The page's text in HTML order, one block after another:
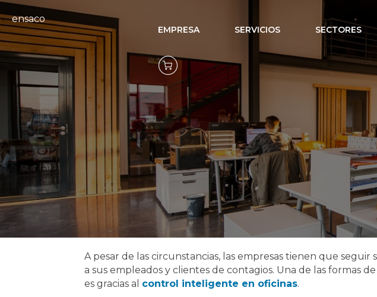
ensaco
EMPRESA SERVICIOS SECTORES
Control inteligente
A pesar de las circunstancias, las empresas tienen que
a sus empleados y clientes de contagios. Una de las formas
es gracias al control inteligente en oficinas.